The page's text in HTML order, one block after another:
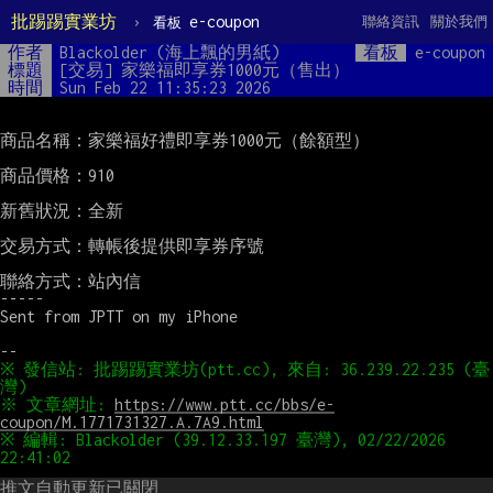
批踢踢實業坊 › 看板 e-coupon 關於我們
聯絡資訊
作者 Blackolder (海上飄的男紙) 看板
e-coupon
標題
[交易] 家樂福即享券1000元（售出）
時間
Sun Feb 22 11:35:23 2026
商品名稱：家樂福好禮即享券1000元（餘額型）
商品價格：910
新舊狀況：全新
交易方式：轉帳後提供即享券序號
聯絡方式：站內信
-----
Sent from JPTT on my iPhone
※ 發信站: 批踢踢實業坊(ptt.cc), 來自: 36.239.22.235 (臺
※ 文章網址: https://www.ptt.cc/bbs/e-
coupon/M.1771731327.A.7A9.html
※ 編輯: Blackolder (39.12.33.197 臺灣), 02/22/2026
推文自動更新已關閉